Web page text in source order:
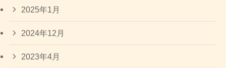
2025年1月
2024年12月
2023年4月